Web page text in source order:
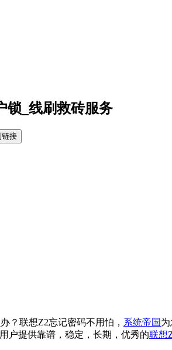
锁_线刷救砖服务
链接
？联想Z2忘记密码不用怕， 系统帝国
户提供靠谱，稳定，长期，优秀的联想